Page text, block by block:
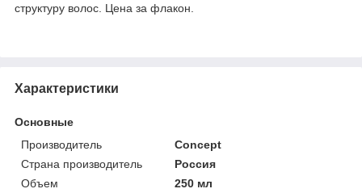
структуру волос. Цена за флакон.
Характеристики
Основные
Производитель
Concept
Страна производитель
Россия
Объем
250 мл